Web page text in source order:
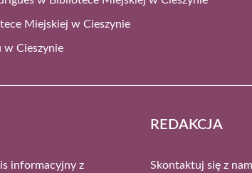
Miejskiej w Cieszynie
w Cieszynie
informacyjny z
REDAKCJA
Skontaktuj się z